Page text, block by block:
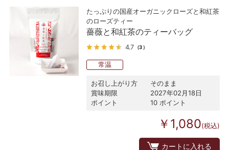
たっぷりの国産オーガニックローズと和紅茶
のローズティー
薔薇と和紅茶のティーバッグ
4.7 （3）
常温
お召し上がり方
そのまま
賞味期限
2027年02月18日
ポイント
10 ポイント
￥1,080(税込)
カートに入れる